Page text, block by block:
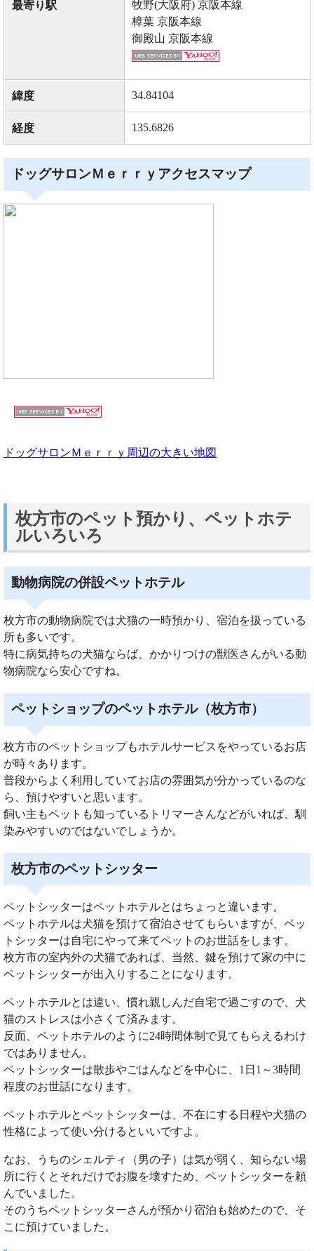
最寄り駅
牧野(大阪府) 京阪本線
樟葉 京阪本線
御殿山 京阪本線
緯度 34.84104
経度 135.6826
ドッグサロンＭｅｒｒｙアクセスマップ
ドッグサロンＭｅｒｒｙ周辺の大きい地図
枚方市のペット預かり、ペットホテ
ルいろいろ
動物病院の併設ペットホテル
枚方市の動物病院では犬猫の一時預かり、宿泊を扱っている
所も多いです。
特に病気持ちの犬猫ならば、かかりつけの獣医さんがいる動
物病院なら安心ですね。
ペットショップのペットホテル（枚方市）
枚方市のペットショップもホテルサービスをやっているお店
が時々あります。
普段からよく利用していてお店の雰囲気が分かっているのな
ら、預けやすいと思います。
飼い主もペットも知っているトリマーさんなどがいれば、馴
染みやすいのではないでしょうか。
枚方市のペットシッター
ペットシッターはペットホテルとはちょっと違います。
ペットホテルは犬猫を預けて宿泊させてもらいますが、ペッ
トシッターは自宅にやって来てペットのお世話をします。
枚方市の室内外の犬猫であれば、当然、鍵を預けて家の中に
ペットシッターが出入りすることになります。
ペットホテルとは違い、慣れ親しんだ自宅で過ごすので、犬
猫のストレスは小さくて済みます。
反面、ペットホテルのように24時間体制で見てもらえるわけ
ではありません。
ペットシッターは散歩やごはんなどを中心に、1日1～3時間
程度のお世話になります。
ペットホテルとペットシッターは、不在にする日程や犬猫の
性格によって使い分けるといいですよ。
なお、うちのシェルティ（男の子）は気が弱く、知らない場
所に行くとそれだけでお腹を壊すため、ペットシッターを頼
んでいました。
そのうちペットシッターさんが預かり宿泊も始めたので、そ
こに預けていました。